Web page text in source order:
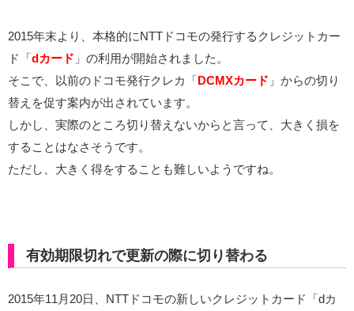
2015年末より、本格的にNTTドコモの発行するクレジットカー
ド「dカード 」の利用が開始されました。
そこで、以前のドコモ発行クレカ「DCMXカード 」からの切り
替えを促す案内が出されています。
しかし、実際のところ切り替えないからと言って、大きく損を
することはなさそうです。
ただし、大きく得をすることも難しいようですね。
有効期限切れで更新の際に切り替わる
2015年11月20日、NTTドコモの新しいクレジットカード「dカ